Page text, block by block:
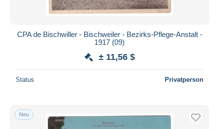
CPA de Bischwiller - Bischweiler - Bezirks-Pflege-Anstalt -
1917 (09)
± 11,56 $
Status Privatperson
Neu